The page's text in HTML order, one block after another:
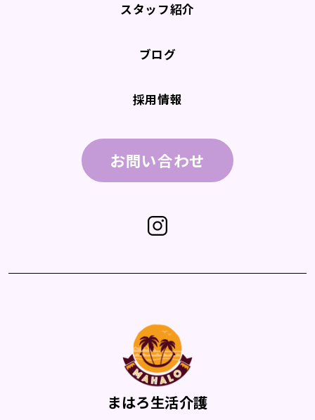
スタッフ紹介
ブログ
採用情報
お問い合わせ
まはろ生活介護